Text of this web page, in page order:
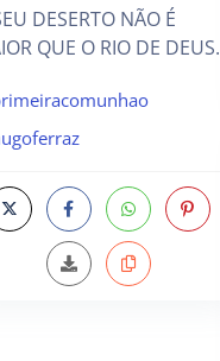
DESERTO NÃO É
QUE O RIO DE DEUS.